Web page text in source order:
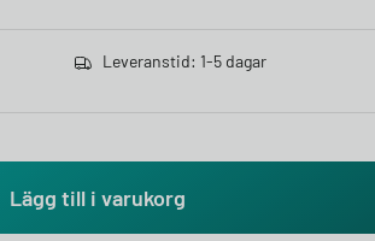
Leveranstid: 1-5 dagar
Lägg till i varukorg